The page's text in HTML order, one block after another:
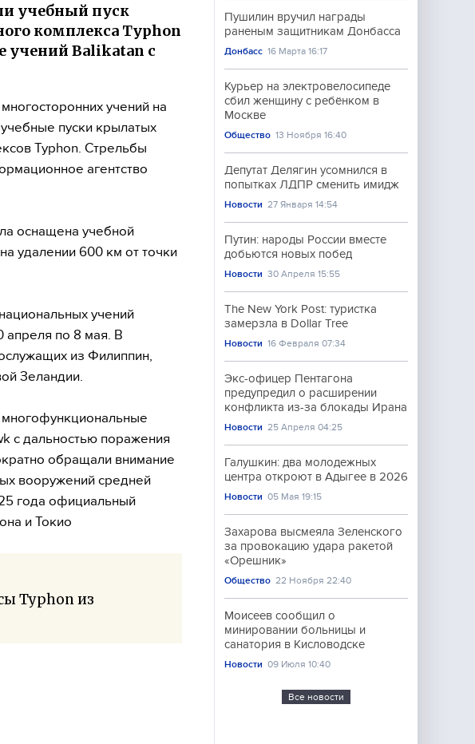
учебный пуск
комплекса Typhon
учений Balikatan с
учений на
пуски крылатых
Typhon. Стрельбы
агентство
оснащена учебной
удалении 600 км от точки
учений
апреля по 8 мая. В
из Филиппин,
Зеландии.
многофункциональные
с дальностью поражения
обращали внимание
вооружений средней
года официальный
и Токио
Typhon из
Пушилин вручил награды
раненым защитникам Донбасса
Донбасс 16 Марта 16:17
Курьер на электровелосипеде
сбил женщину с ребёнком в
Москве
Общество 13 Ноября 16:40
Депутат Делягин усомнился в
попытках ЛДПР сменить имидж
Новости 27 Января 14:54
Путин: народы России вместе
добьются новых побед
Новости 30 Апреля 15:55
The New York Post: туристка
замерзла в Dollar Tree
Новости 16 Февраля 07:34
Экс-офицер Пентагона
предупредил о расширении
конфликта из-за блокады Ирана
Новости 25 Апреля 04:25
Галушкин: два молодежных
центра откроют в Адыгее в 2026
Новости 05 Мая 19:15
Захарова высмеяла Зеленского
за провокацию удара ракетой
«Орешник»
Общество 22 Ноября 22:40
Моисеев сообщил о
минировании больницы и
санатория в Кисловодске
Новости 09 Июля 10:40
Все новости